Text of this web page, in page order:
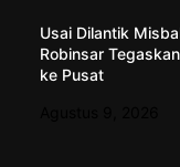
Usai Dilantik
Robinsar
ke Pusat